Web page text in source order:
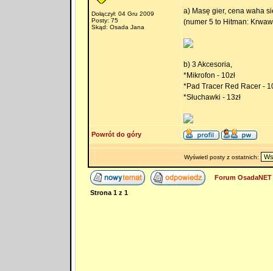
Dołączył: 04 Gru 2009
Posty: 75
Skąd: Osada Jana
a) Masę gier, cena waha
(numer 5 to Hitman:
b) 3 Akcesoria,
*Mikrofon - 10zł
*Pad Tracer Red Racer -
*Słuchawki - 13zł
Powrót do góry
Wyświetl posty z ostatnich:
Forum
Strona 1z 1